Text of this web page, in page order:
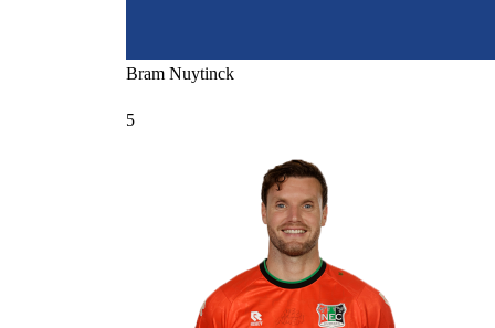
Bram Nuytinck
5